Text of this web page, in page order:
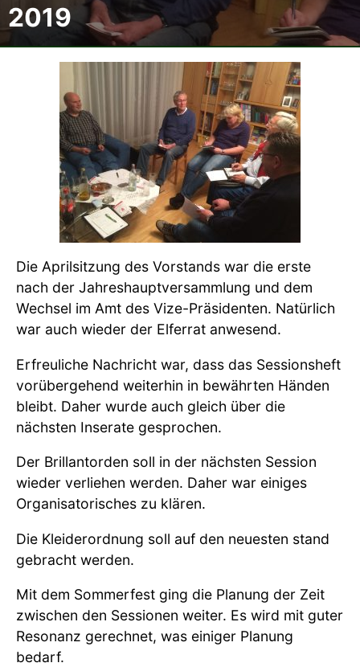
Mitmachen
Sponsoren
Pressearchiv
Impressum
2019
Die Aprilsitzung des Vorstands war die erste
nach der Jahreshauptversammlung und dem
Wechsel im Amt des Vize-Präsidenten. Natürlich
war auch wieder der Elferrat anwesend.
Erfreuliche Nachricht war, dass das Sessionsheft
vorübergehend weiterhin in bewährten Händen
bleibt. Daher wurde auch gleich über die
nächsten Inserate gesprochen.
Der Brillantorden soll in der nächsten Session
wieder verliehen werden. Daher war einiges
Organisatorisches zu klären.
Die Kleiderordnung soll auf den neuesten stand
gebracht werden.
Mit dem Sommerfest ging die Planung der Zeit
zwischen den Sessionen weiter. Es wird mit guter
Resonanz gerechnet, was einiger Planung
bedarf.